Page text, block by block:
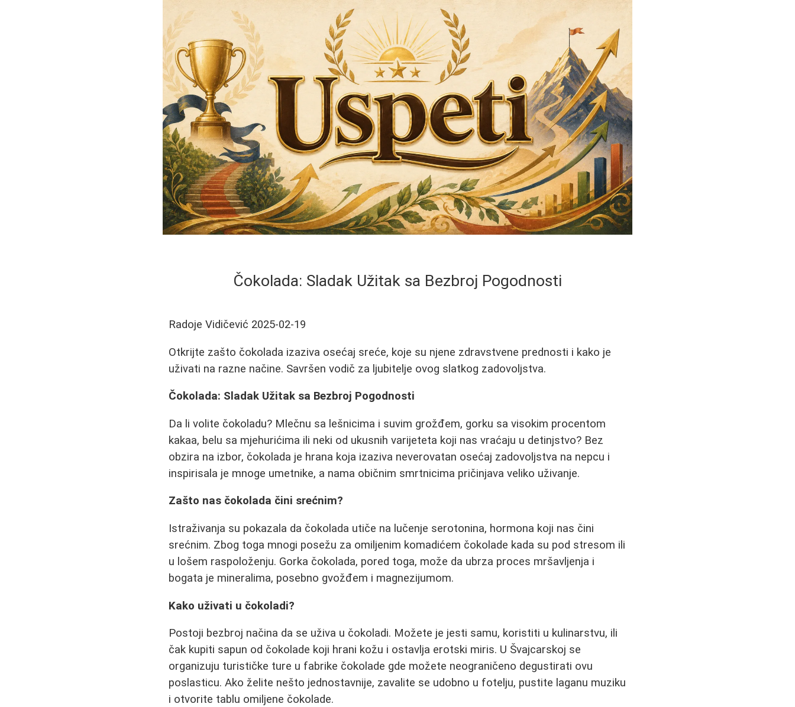
Čokolada: Sladak Užitak sa Bezbroj Pogodnosti
Radoje Vidičević 2025-02-19
Otkrijte zašto čokolada izaziva osećaj sreće, koje su njene zdravstvene prednosti i kako je
uživati na razne načine. Savršen vodič za ljubitelje ovog slatkog zadovoljstva.
Čokolada: Sladak Užitak sa Bezbroj Pogodnosti
Da li volite čokoladu? Mlečnu sa lešnicima i suvim grožđem, gorku sa visokim procentom
kakaa, belu sa mjehurićima ili neki od ukusnih varijeteta koji nas vraćaju u detinjstvo? Bez
obzira na izbor, čokolada je hrana koja izaziva neverovatan osećaj zadovoljstva na nepcu i
inspirisala je mnoge umetnike, a nama običnim smrtnicima pričinjava veliko uživanje.
Zašto nas čokolada čini srećnim?
Istraživanja su pokazala da čokolada utiče na lučenje serotonina, hormona koji nas čini
srećnim. Zbog toga mnogi posežu za omiljenim komadićem čokolade kada su pod stresom ili
u lošem raspoloženju. Gorka čokolada, pored toga, može da ubrza proces mršavljenja i
bogata je mineralima, posebno gvožđem i magnezijumom.
Kako uživati u čokoladi?
Postoji bezbroj načina da se uživa u čokoladi. Možete je jesti samu, koristiti u kulinarstvu, ili
čak kupiti sapun od čokolade koji hrani kožu i ostavlja erotski miris. U Švajcarskoj se
organizuju turističke ture u fabrike čokolade gde možete neograničeno degustirati ovu
poslasticu. Ako želite nešto jednostavnije, zavalite se udobno u fotelju, pustite laganu muziku
i otvorite tablu omiljene čokolade.